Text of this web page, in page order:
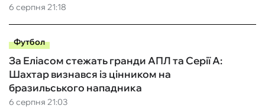
6 серпня 21:18
Футбол
6 серпня 21:03
За Еліасом стежать гранди АПЛ та Серії А:
Шахтар визнався із цінником на
бразильського нападника